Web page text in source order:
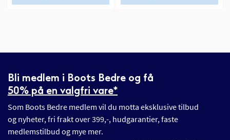
Bli medlem i Boots Bedre og få
50% på en valgfri vare*
Som Boots Bedre medlem vil du motta eksklusive tilbud
og nyheter, fri frakt over 399,-, hudgarantier, faste
medlemstilbud og mye mer.